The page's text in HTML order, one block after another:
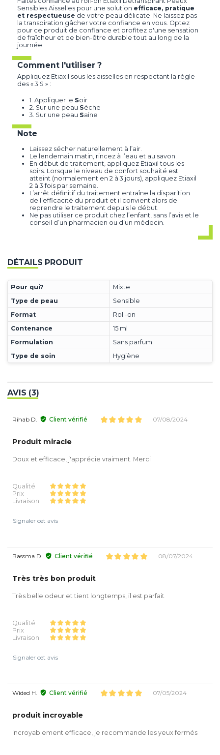
Sensibles Aisselles pour une solution efficace, pratique
et respectueuse de votre peau délicate. Ne laissez pas
la transpiration gâcher votre confiance en vous. Optez
pour ce produit de confiance et profitez d'une sensation
de fraîcheur et de bien-être durable tout au long de la
journée.
Comment l'utiliser ?
Appliquez Etiaxil sous les aisselles en respectant la règle
des « 3 S » :
1. Appliquer le Soir
2. Sur une peau Sèche
3. Sur une peau Saine
Note
Laissez sécher naturellement à l’air.
Le lendemain matin, rincez à l’eau et au savon.
En début de traitement, appliquez Etiaxil tous les
soirs. Lorsque le niveau de confort souhaité est
atteint (normalement en 2 à 3 jours), appliquez Etiaxil
2 à 3 fois par semaine.
L’arrêt définitif du traitement entraîne la disparition
de l’efficacité du produit et il convient alors de
reprendre le traitement depuis le début.
Ne pas utiliser ce produit chez l’enfant, sans l’avis et le
conseil d’un pharmacien ou d’un médecin.
DÉTAILS PRODUIT
Pour qui?
Mixte
Type de peau
Sensible
Format
Roll-on
Contenance
15 ml
Formulation
Sans parfum
Type de soin
Hygiène
AVIS (3)
Rihab D. Client vérifié 07/08/2024
Produit miracle
Doux et efficace, j'apprécie vraiment. Merci
Qualité
Prix
Livraison
Signaler cet avis
Bassma D. Client vérifié 08/07/2024
Très très bon produit
Très belle odeur et tient longtemps, il est parfait
Qualité
Prix
Livraison
Signaler cet avis
Wided H. Client vérifié 07/05/2024
produit incroyable
incroyablement efficace, je recommande les yeux fermés